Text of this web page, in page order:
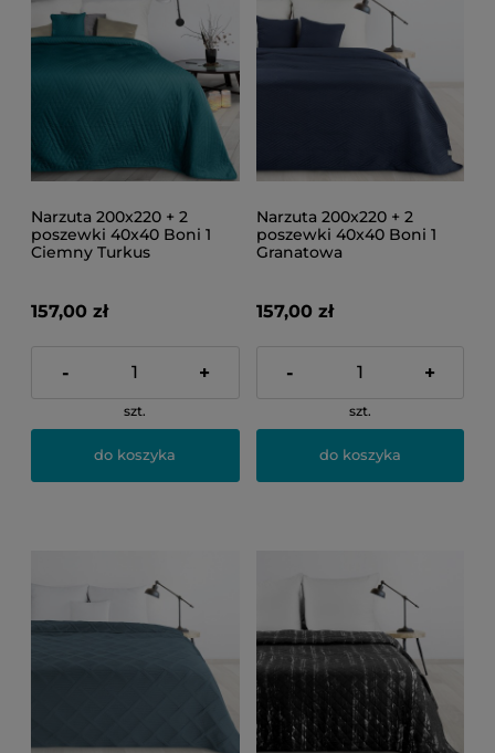
Narzuta 200x220 + 2
poszewki 40x40 Boni 1
Ciemny Turkus
157,00 zł
- +
szt.
do koszyka
Narzuta 200x220 + 2
poszewki 40x40 Boni 1
Granatowa
157,00 zł
- +
szt.
do koszyka